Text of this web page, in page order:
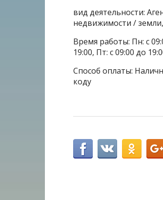
вид деятельности:
недвижимости /
Время работы: Пн: с
19:00, Пт: с 09:00 до
Способ оплаты:
коду